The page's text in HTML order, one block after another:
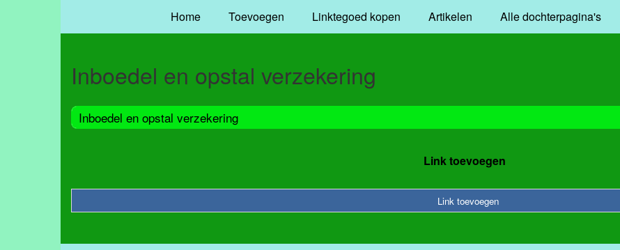
Home Toevoegen Linktegoed kopen Artikelen Alle dochterpagina's
Inboedel en opstal verzekering
Inboedel en opstal verzekering
Link toevoegen
Link toevoegen